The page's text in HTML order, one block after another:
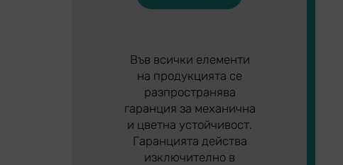
Във всички елементи
на продукцията се
разпространява
гаранция за механична
и цветна устойчивост.
Гаранцията действа
изключително в